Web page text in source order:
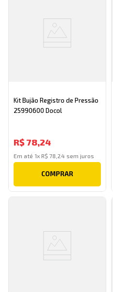
Kit Bujão Registro de Pressão
25990600 Docol
R$ 78,24
Em até 1xR$ 78 24 sem juros
COMPRAR